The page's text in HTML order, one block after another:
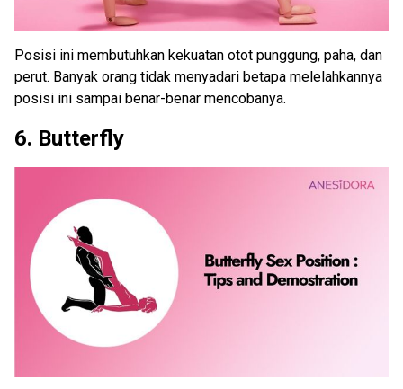
Posisi ini membutuhkan kekuatan otot punggung, paha, dan
perut. Banyak orang tidak menyadari betapa melelahkannya
posisi ini sampai benar-benar mencobanya.
6. Butterfly